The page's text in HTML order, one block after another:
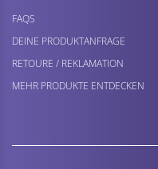
FAQS
DEINE PRODUKTANFRAGE
RETOURE / REKLAMATION
MEHR PRODUKTE ENTDECKEN